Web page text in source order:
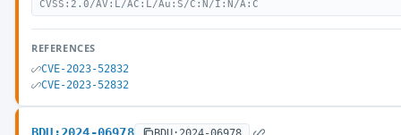
CVSS:2.0/AV:L/AC:L/Au:S/C:N/I:N/A:C
REFERENCES
CVE-2023-52832
CVE-2023-52832